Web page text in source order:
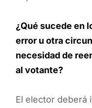
¿Qué sucede en
error u otra
necesidad de
al votante?
El elector deberá